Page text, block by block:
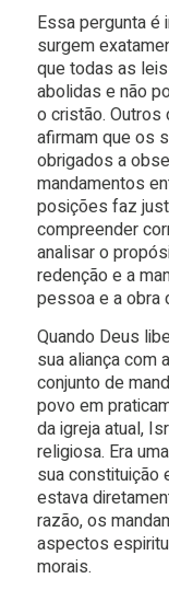
Essa pergunta
surgem
que todas as
abolidas e não
o cristão.
afirmam que os
obrigados a
mandamentos
posições faz
compreender
analisar o
redenção e a
pessoa e a obra
Quando Deus
sua aliança com
conjunto de
povo em
da igreja atual,
religiosa. Era
sua constituição
estava
razão, os
aspectos
morais.